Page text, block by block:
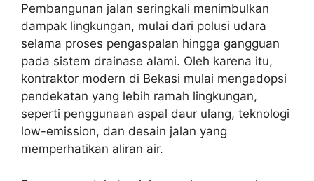
Pembangunan jalan seringkali menimbulkan
dampak lingkungan, mulai dari polusi udara
selama proses pengaspalan hingga gangguan
pada sistem drainase alami. Oleh karena itu,
kontraktor modern di Bekasi mulai mengadopsi
pendekatan yang lebih ramah lingkungan,
seperti penggunaan aspal daur ulang, teknologi
low-emission, dan desain jalan yang
memperhatikan aliran air.